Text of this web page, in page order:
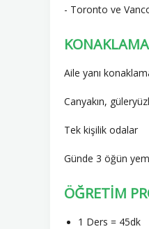
- Toronto ve
KONAKLAMA
Aile yanı
Canyakın,
Tek kişilik odalar
Günde 3 öğün
ÖĞRETİM
1 Ders = 45dk